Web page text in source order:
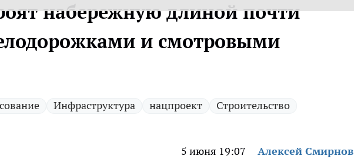
набережную длиной почти
и смотровыми
Инфраструктура нацпроект Строительство
5 июня 19:07 Алексей Смирнов